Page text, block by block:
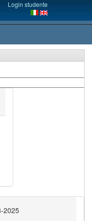
Login studente
2025